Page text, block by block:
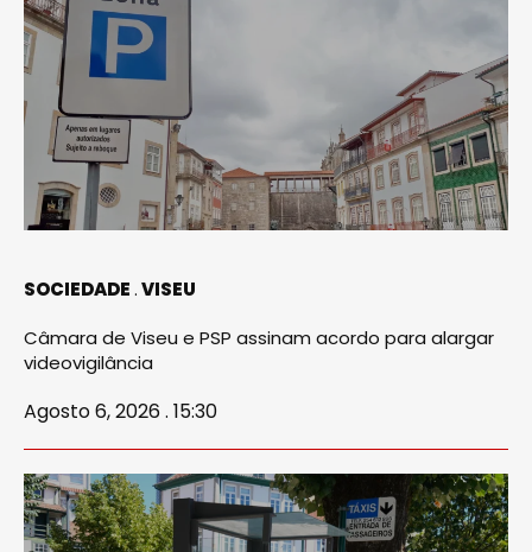
SOCIEDADE VISEU
Câmara de Viseu e PSP assinam acordo para alargar
videovigilância
Agosto 6, 2026 . 15:30